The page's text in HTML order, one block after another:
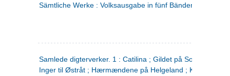
Sämtliche Werke : Volksausgabe in fünf Bänden
Samlede digterverker. 1 : Catilina ; Gildet på Solhaug ; Fru
Inger til Østråt ; Hærmændene på Helgeland ;